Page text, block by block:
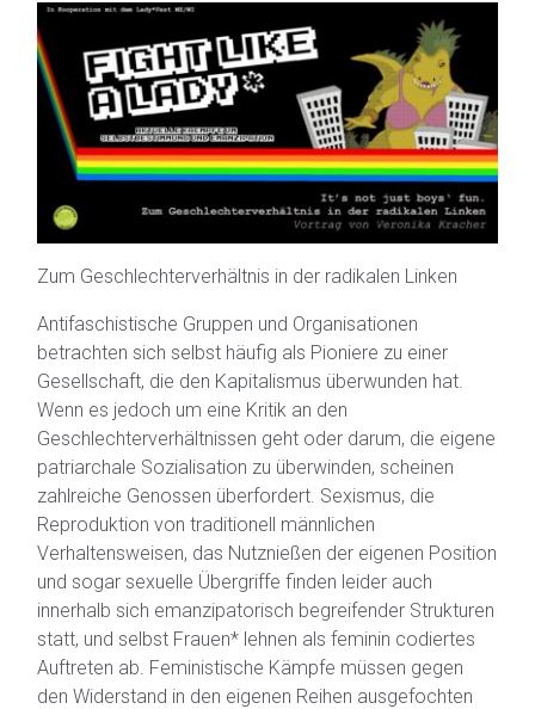
Zum Geschlechterverhältnis in der radikalen Linken
Antifaschistische Gruppen und Organisationen
betrachten sich selbst häufig als Pioniere zu einer
Gesellschaft, die den Kapitalismus überwunden hat.
Wenn es jedoch um eine Kritik an den
Geschlechterverhältnissen geht oder darum, die eigene
patriarchale Sozialisation zu überwinden, scheinen
zahlreiche Genossen überfordert. Sexismus, die
Reproduktion von traditionell männlichen
Verhaltensweisen, das Nutznießen der eigenen Position
und sogar sexuelle Übergriffe finden leider auch
innerhalb sich emanzipatorisch begreifender Strukturen
statt, und selbst Frauen* lehnen als feminin codiertes
Auftreten ab. Feministische Kämpfe müssen gegen
den Widerstand in den eigenen Reihen ausgefochten